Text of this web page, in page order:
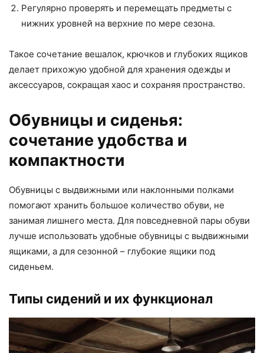
Регулярно проверять и перемещать предметы с
нижних уровней на верхние по мере сезона.
Такое сочетание вешалок, крючков и глубоких ящиков
делает прихожую удобной для хранения одежды и
аксессуаров, сокращая хаос и сохраняя пространство.
Обувницы и сиденья:
сочетание удобства и
компактности
Обувницы с выдвижными или наклонными полками
помогают хранить большое количество обуви, не
занимая лишнего места. Для повседневной пары обуви
лучше использовать удобные обувницы с выдвижными
ящиками, а для сезонной – глубокие ящики под
сиденьем.
Типы сидений и их функционал